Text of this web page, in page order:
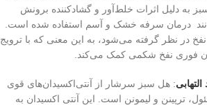
به دلیل اثرات خلط‌آور و گشادکننده برونش
درمان سرفه خشک و آسم استفاده شده است.
در نظر گرفته می‌شود، به این معنی که با ترویج
فوری نفخ شکمی کمک می‌کند.
: هل سبز سرشار از آنتی‌اکسیدان‌های قوی
ترپینن و لیمونن است. این آنتی اکسیدان به